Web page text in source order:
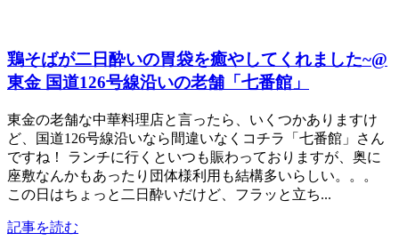
鶏そばが二日酔いの胃袋を癒やしてくれました~@
東金 国道126号線沿いの老舗「七番館」
東金の老舗な中華料理店と言ったら、いくつかありますけ
ど、国道126号線沿いなら間違いなくコチラ「七番館」さん
ですね！ ランチに行くといつも賑わっておりますが、奥に
座敷なんかもあったり団体様利用も結構多いらしい。。。
この日はちょっと二日酔いだけど、フラッと立ち...
記事を読む